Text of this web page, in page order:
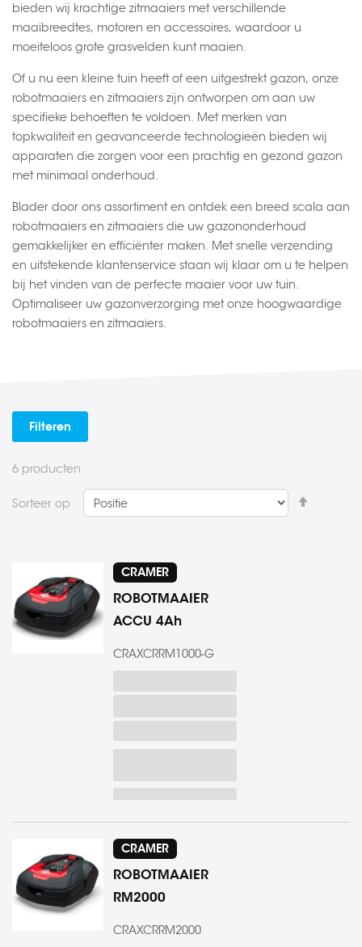
bieden wij krachtige zitmaaiers met verschillende
maaibreedtes, motoren en accessoires, waardoor u
moeiteloos grote grasvelden kunt maaien.
Of u nu een kleine tuin heeft of een uitgestrekt gazon, onze
robotmaaiers en zitmaaiers zijn ontworpen om aan uw
specifieke behoeften te voldoen. Met merken van
topkwaliteit en geavanceerde technologieën bieden wij
apparaten die zorgen voor een prachtig en gezond gazon
met minimaal onderhoud.
Blader door ons assortiment en ontdek een breed scala aan
robotmaaiers en zitmaaiers die uw gazononderhoud
gemakkelijker en efficiënter maken. Met snelle verzending
en uitstekende klantenservice staan wij klaar om u te helpen
bij het vinden van de perfecte maaier voor uw tuin.
Optimaliseer uw gazonverzorging met onze hoogwaardige
robotmaaiers en zitmaaiers.
6 producten
Sorteer op
CRAMER
ROBOTMAAIER
ACCU 4Ah
CRAXCRRM1000-G
CRAMER
ROBOTMAAIER
RM2000
CRAXCRRM2000
Filteren